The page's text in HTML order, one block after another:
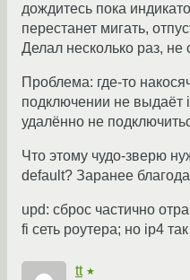
дождитесь пока
перестанет мигать,
Делал несколько раз, не
Проблема: где-то
подключении не выдаёт
удалённо не
Что этому чудо-зверю
default? Заранее
upd: сброс частично
fi сеть роутера; но ip4
tt ★